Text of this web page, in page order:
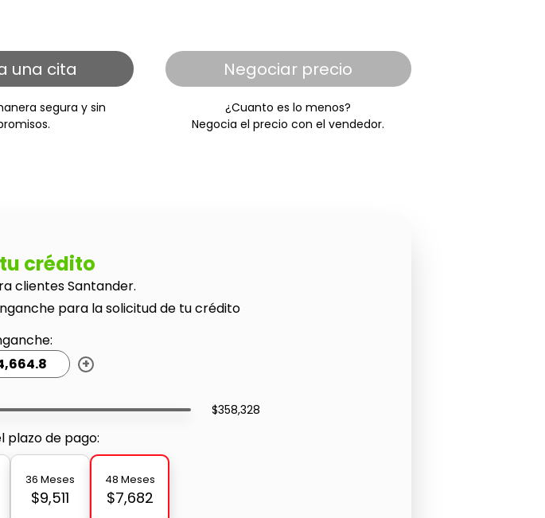
una cita
segura y sin
Negociar precio
¿Cuanto es lo menos?
Negocia el precio con el vendedor.
crédito
clientes Santander.
para la solicitud de tu crédito
+
$358,328
plazo de pago:
36 Meses
$9,511
48 Meses
$7,682